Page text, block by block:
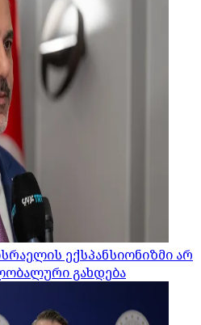
ექსპანსიონიზმი არ
გახდება